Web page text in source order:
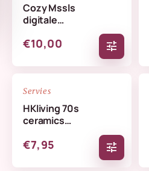
Cozy Mssls
digitale
Alleen online te
€10,00 tune
Servies
HKliving 70s
ceramics
€7,95 tune